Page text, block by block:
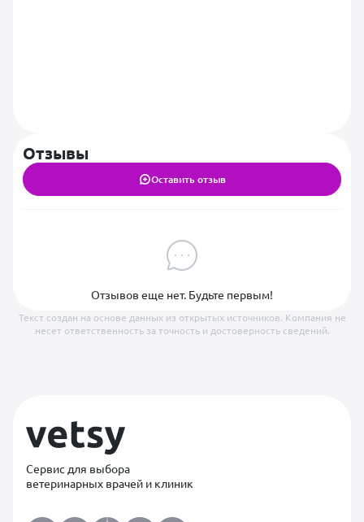
Отзывы
Оставить отзыв
Отзывов еще нет. Будьте первым!
Текст создан на основе данных из открытых источников. Компания не
несет ответственность за точность и достоверность сведений.
Сервис для выбора
ветеринарных врачей и клиник